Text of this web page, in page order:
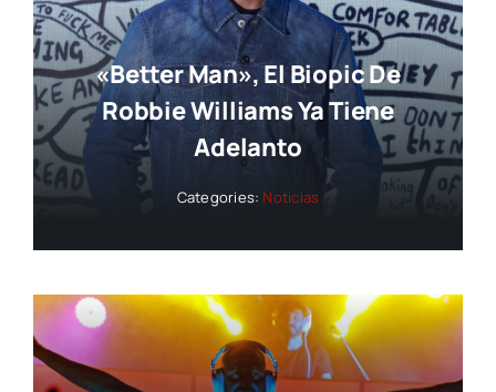
«Better Man», El Biopic De
Robbie Williams Ya Tiene
Adelanto
Categories: Noticias